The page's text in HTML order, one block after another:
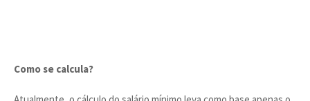
Como se calcula?